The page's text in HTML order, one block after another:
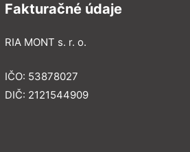
Fakturačné údaje
RIA MONT s. r. o.
IČO: 53878027
DIČ: 2121544909